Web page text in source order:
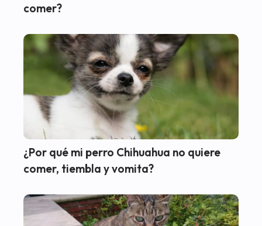
comer?
¿Por qué mi perro Chihuahua no quiere
comer, tiembla y vomita?